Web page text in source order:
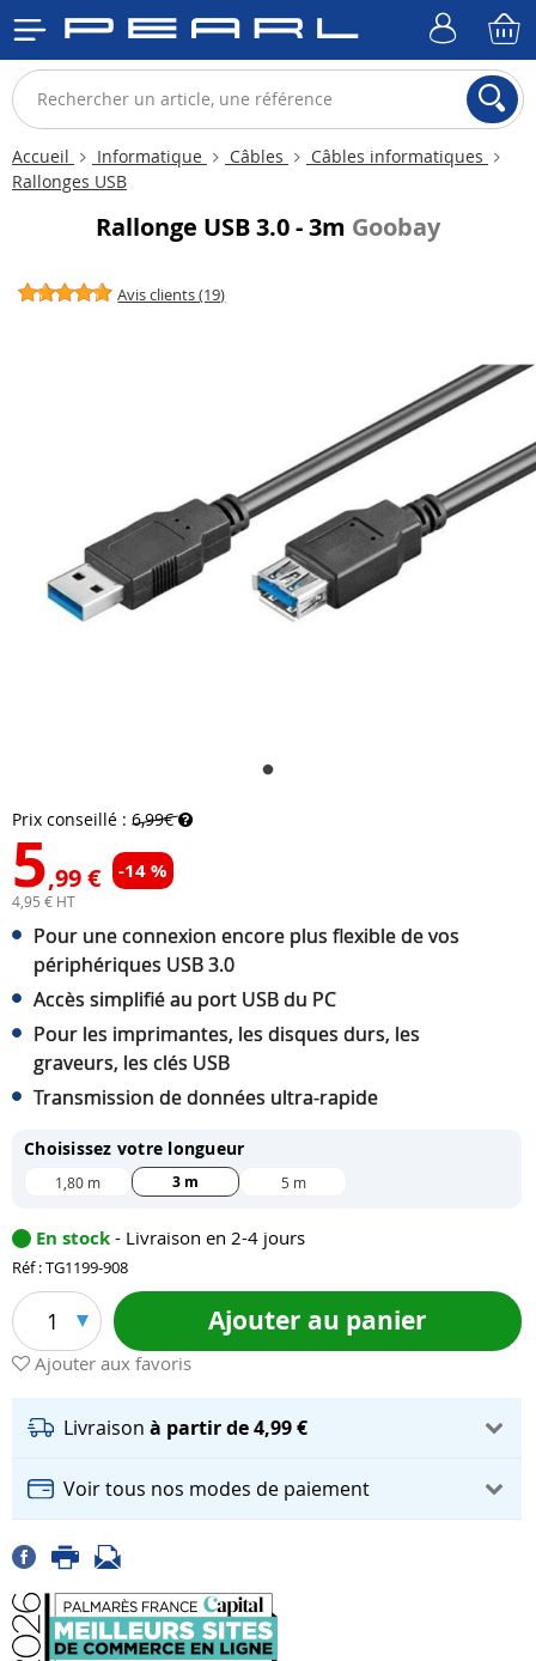
Accueil Informatique Câbles
Câbles informatiques
Rallonges USB
Rallonge USB 3.0 - 3m Goobay
Avis clients (19)
Prix conseillé : 6,99€
5,99 € -14 %
4,95 € HT
Pour une connexion encore plus flexible de vos
périphériques USB 3.0
Accès simplifié au port USB du PC
Pour les imprimantes, les disques durs, les
graveurs, les clés USB
Transmission de données ultra-rapide
Choisissez votre longueur
1,80 m 3 m 5 m
En stock - Livraison en 2-4 jours
Réf : TG1199-908
1 Ajouter au panier
Ajouter aux favoris
Livraison à partir de 4,99 €
Voir tous nos modes de paiement